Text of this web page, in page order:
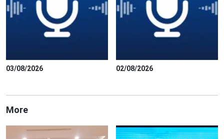
03/08/2026 02/08/2026
More